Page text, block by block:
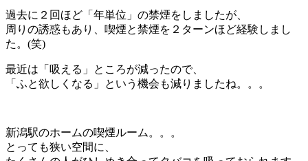
過去に２回ほど「年単位」の禁煙をしましたが、
周りの誘惑もあり、喫煙と禁煙を２ターンほど経験しまし
た。(笑)
最近は「吸える」ところが減ったので、
「ふと欲しくなる」という機会も減りましたね。。。
新潟駅のホームの喫煙ルーム。。。
とっても狭い空間に、